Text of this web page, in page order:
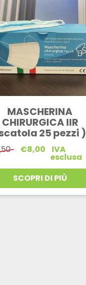
MASCHERINA
CHIRURGICA IIR
25 pezzi )
Il
prezzo
era:
€12,50.
€8,00
Il
prezzo
è:
€8,00.
IVA
esclusa
SCOPRI DI PIÙ